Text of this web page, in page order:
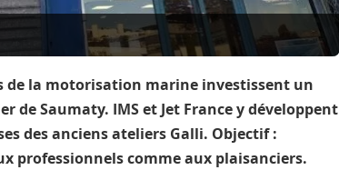
de la motorisation marine investissent un
de Saumaty. IMS et Jet France y développent
des anciens ateliers Galli. Objectif :
professionnels comme aux plaisanciers.